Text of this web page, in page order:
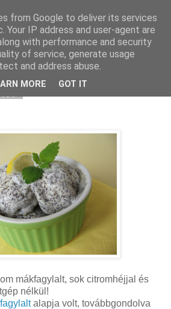
mákfagylalt, sok citromhéjjal és
nélkül!
alapja volt, továbbgondolva
from Google to deliver its services
Your IP address and user-agent are
with performance and security
of service, generate usage
and address abuse.
MORE GOT IT